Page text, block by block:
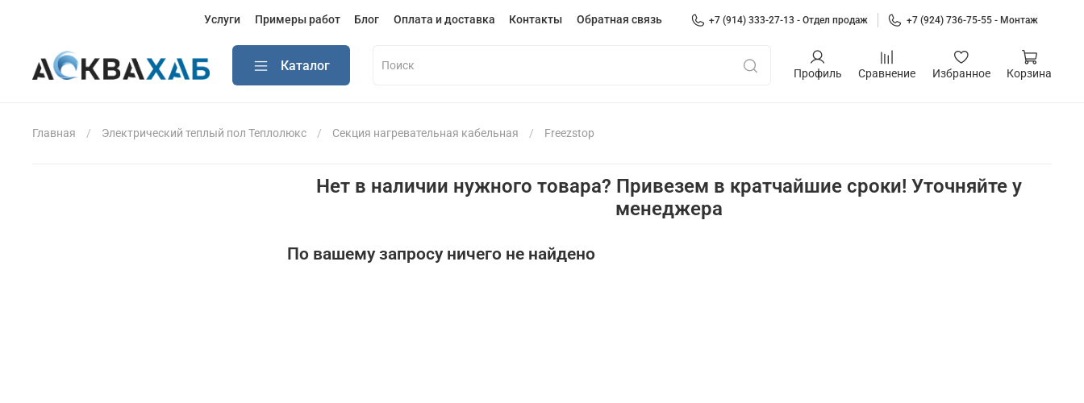
Услуги Примеры работ Блог Оплата и доставка Контакты Обратная связь +7 (914) 333-27-13 - Отдел продаж +7 (924) 736-75-55 - Монтаж
Каталог
Профиль Сравнение Избранное Корзина
Главная Электрический теплый пол Теплолюкс Секция нагревательная кабельная Freezstop
Нет в наличии нужного товара? Привезем в кратчайшие сроки! Уточняйте у
менеджера
По вашему запросу ничего не найдено